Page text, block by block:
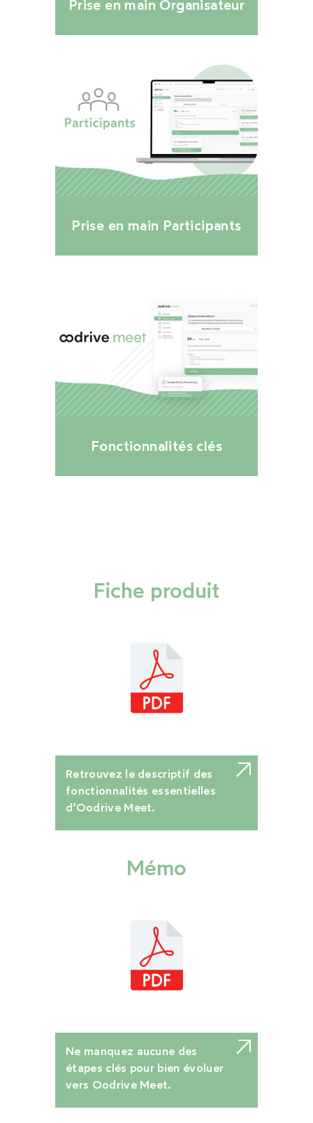
Prise en main Organisateur
Prise en main Participants
Fonctionnalités clés
Fiche produit
Retrouvez le descriptif des
fonctionnalités essentielles
d’Oodrive Meet.
Mémo
Ne manquez aucune des
étapes clés pour bien évoluer
vers Oodrive Meet.